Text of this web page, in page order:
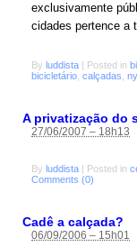
exclusivamente
cidades pertence
By luddista | Posted in
bicicletário calçadas ny
A privatização do
27/06/2007 – 18h13
By luddista | Posted in
Comments (0)
Cadê a calçada?
06/09/2006 – 15h01